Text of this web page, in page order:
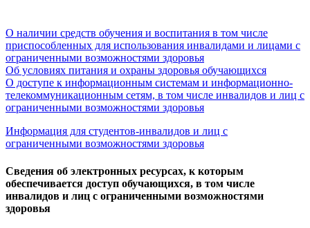
О наличии средств обучения и воспитания в том числе
приспособленных для использования инвалидами и лицами с
ограниченными возможностями здоровья
Об условиях питания и охраны здоровья обучающихся
О доступе к информационным системам и информационно-
телекоммуникационным сетям, в том числе инвалидов и лиц с
ограниченными возможностями здоровья
Информация для студентов-инвалидов и лиц с
ограниченными возможностями здоровья
Сведения об электронных ресурсах, к которым
обеспечивается доступ обучающихся, в том числе
инвалидов и лиц с ограниченными возможностями
здоровья